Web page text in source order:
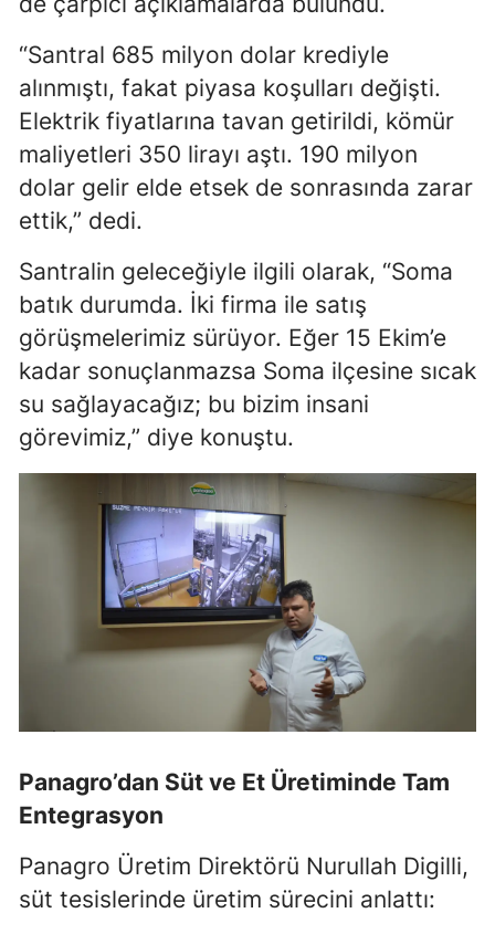
Yozgat
Zonguldak
Aksaray
Kırıkkale
Batman
Şırnak
Bartın
Iğdır
Kilis
Osmaniye
Düzce
“Santral 685 milyon dolar krediyle
alınmıştı, fakat piyasa koşulları değişti.
Elektrik fiyatlarına tavan getirildi, kömür
maliyetleri 350 lirayı aştı. 190 milyon
dolar gelir elde etsek de sonrasında zarar
ettik,” dedi.
Santralin geleceğiyle ilgili olarak, “Soma
batık durumda. İki firma ile satış
görüşmelerimiz sürüyor. Eğer 15 Ekim’e
kadar sonuçlanmazsa Soma ilçesine sıcak
su sağlayacağız; bu bizim insani
görevimiz,” diye konuştu.
Panagro’dan Süt ve Et Üretiminde Tam
Entegrasyon
Panagro Üretim Direktörü Nurullah Digilli,
süt tesislerinde üretim sürecini anlattı: